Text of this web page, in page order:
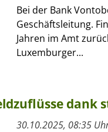
Bei der Bank
Geschäftsleitung.
Jahren im Amt
Luxemburger...
dank
30.10.2025, 08:35